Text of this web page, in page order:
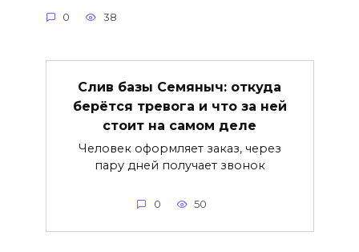
0 38
Слив базы Семяныч: откуда
берётся тревога и что за ней
стоит на самом деле
Человек оформляет заказ, через
пару дней получает звонок
0 50